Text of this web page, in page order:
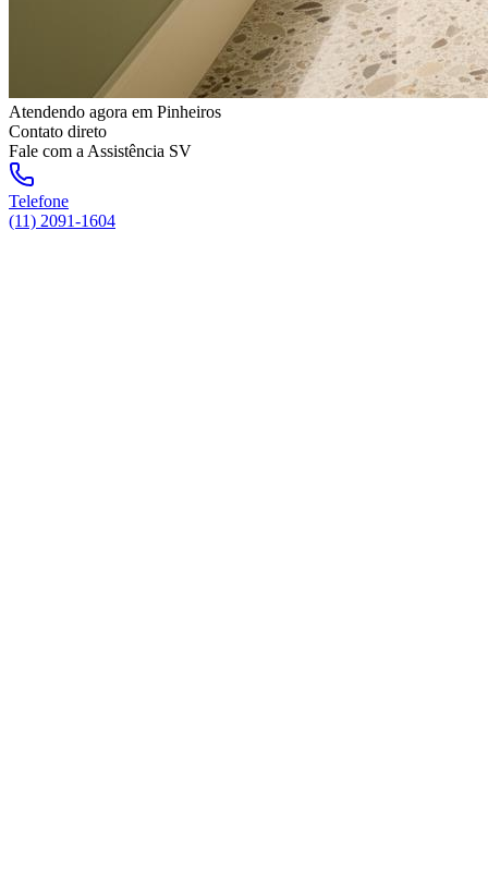
Atendendo agora em Pinheiros
Contato direto
Fale com a Assistência SV
Telefone
(11) 2091-1604